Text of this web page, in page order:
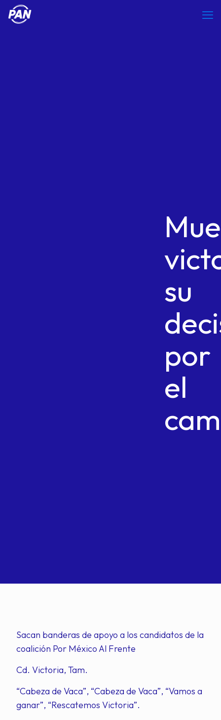
su
por
el
Sacan banderas de apoyo a los candidatos de la
coalición Por México Al Frente
Cd. Victoria, Tam.
“Cabeza de Vaca”, “Cabeza de Vaca”, “Vamos a
ganar”, “Rescatemos Victoria”.